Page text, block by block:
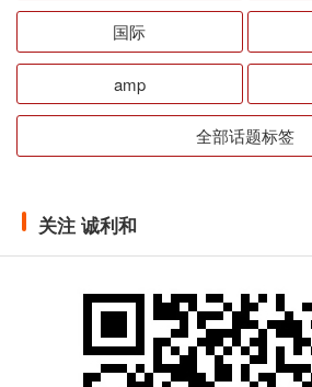
国际
amp
全部话题标签
关注 诚利和